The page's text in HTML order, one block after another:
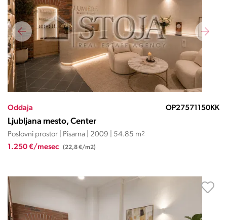
Oddaja OP27571150KK
Ljubljana mesto, Center
Poslovni prostor | Pisarna | 2009 | 54.85 m2
1.250 €/mesec (22,8 €/m2)